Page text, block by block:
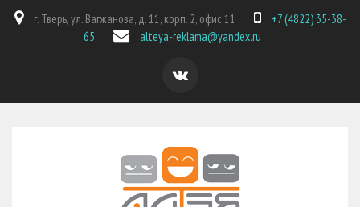
г. Тверь, ул. Вагжанова, д. 11, корп. 2, офис 11
+7 (4822) 35-38-
65
alteya-reklama@yandex.ru